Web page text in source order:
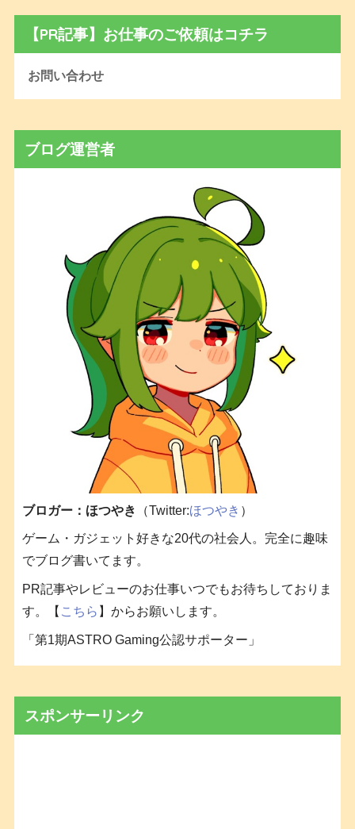
【PR記事】お仕事のご依頼はコチラ
お問い合わせ
ブログ運営者
ブロガー：ほつやき （Twitter:ほつやき ）
ゲーム・ガジェット好きな20代の社会人。完全に趣味
でブログ書いてます。
PR記事やレビューのお仕事いつでもお待ちしておりま
す。【 こちら 】からお願いします。
「第1期ASTRO Gaming公認サポーター」
スポンサーリンク